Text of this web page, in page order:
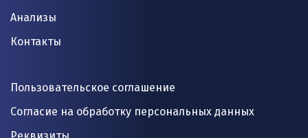
Анализы
Контакты
Пользовательское соглашение
Согласие на обработку персональных данных